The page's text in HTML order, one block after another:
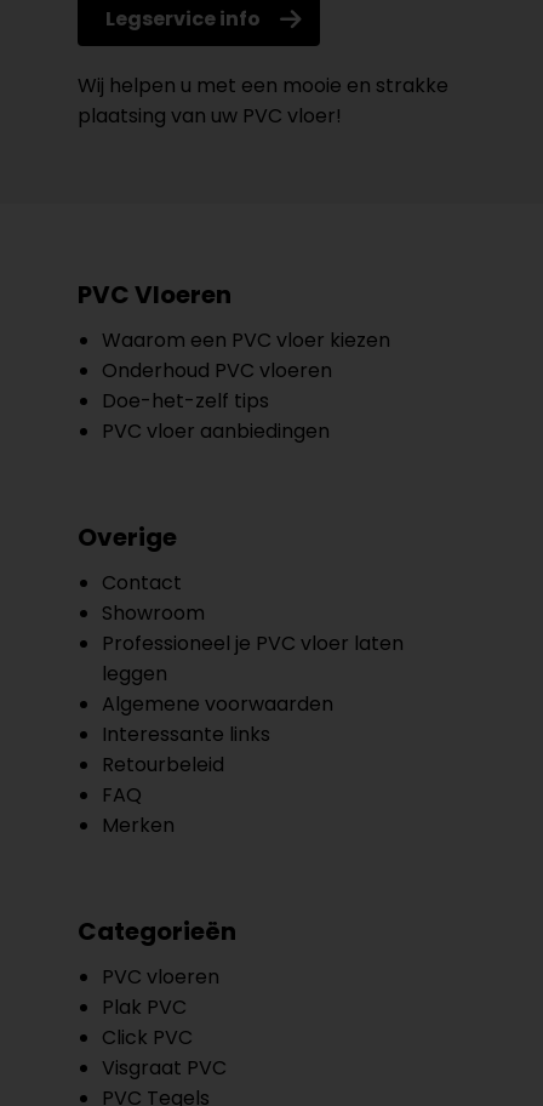
Legservice info
Wij helpen u met een mooie en strakke
plaatsing van uw PVC vloer!
PVC Vloeren
Waarom een PVC vloer kiezen
Onderhoud PVC vloeren
Doe-het-zelf tips
PVC vloer aanbiedingen
Overige
Contact
Showroom
Professioneel je PVC vloer laten
leggen
Algemene voorwaarden
Interessante links
Retourbeleid
FAQ
Merken
Categorieën
PVC vloeren
Plak PVC
Click PVC
Visgraat PVC
PVC Tegels